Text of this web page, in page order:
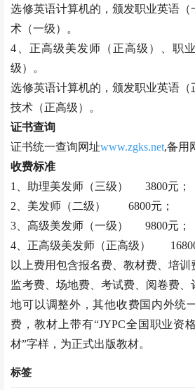
选修英语计算机的，颁发职业英语
术（一级）。
4、正高级美发师 （正高级）、职
级）。
选修英语计算机的，颁发职业英语（
技术（正高级）。
证书查询
证书统一查询网址www.zgks.net,备用
收费标准
1、助理美发师 （三级）
3800元；
2、 美发师 （二级）
6800元；
3、高级美发师 （一级）
9800元；
4、正高级美发师 （正高级）
16800
以上费用包含报名费、教材费、培训
监考费、场地费、考试费、阅卷费
地可以调整外，其他收费国内外统
费，教材上带有“JYPC全国职业资
材”字样，为正式出版教材。
标签